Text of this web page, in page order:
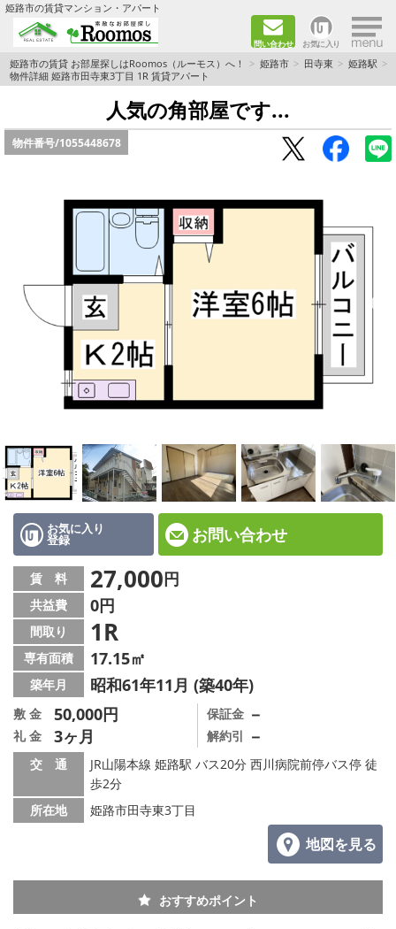
姫路市の賃貸マンション・アパート
問い合わせ お気に入り ×
TOPページ
ファミリー向けの部屋を探す
一人暮らし向けの部屋を探す
カップル向けの部屋を探す
敷金礼金0円の部屋を探す
都市ガス&オール電化の部屋を探す
ネット無料の部屋を探す
☆新築物件☆
☆インターネット無料物件☆
☆敷金·礼金0円物件☆
路線·駅から探す
地域から探す
地図から探す
スタッフ紹介
スタッフ募集中
店舗情報·アクセス
メールでお問い合わせ
姫路市の賃貸 お部屋探しはRoomos（ルーモス）へ！ 姫路市 田寺東
姫路駅
物件詳細 姫路市田寺東3丁目 1R 賃貸アパート
人気の角部屋です...
物件番号/1055448678
お気に入り
登録 お問い合わせ
賃 料 27,000円
共益費 0円
間取り 1R
専有面積 17.15㎡
築年月 昭和61年11月 (築40年)
敷 金 50,000円
礼 金 3ヶ月
保証金 －
解約引 －
交 通
JR山陽本線 姫路駅 バス20分 西川病院前停バス停 徒
歩2分
所在地
姫路市田寺東3丁目
地図を見る
おすすめポイント